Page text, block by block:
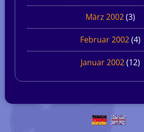
März 2002(3)
Februar 2002(4)
Januar 2002(12)